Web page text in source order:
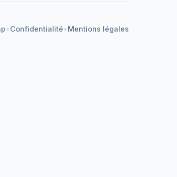
•Confidentialité•Mentions légales